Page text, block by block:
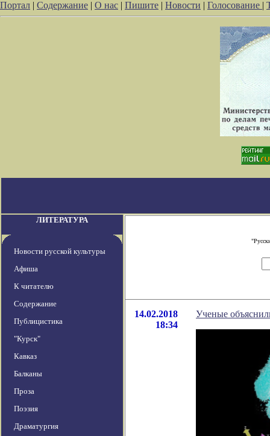
Портал | Содержание | О нас | Пишите | Новости | Голосование |
ЛИТЕРАТУРА
Новости русской культуры
Афиша
К читателю
Содержание
Публицистика
"Курск"
Кавказ
Балканы
Проза
Поэзия
Драматургия
14.02.2018
18:34
Ученые